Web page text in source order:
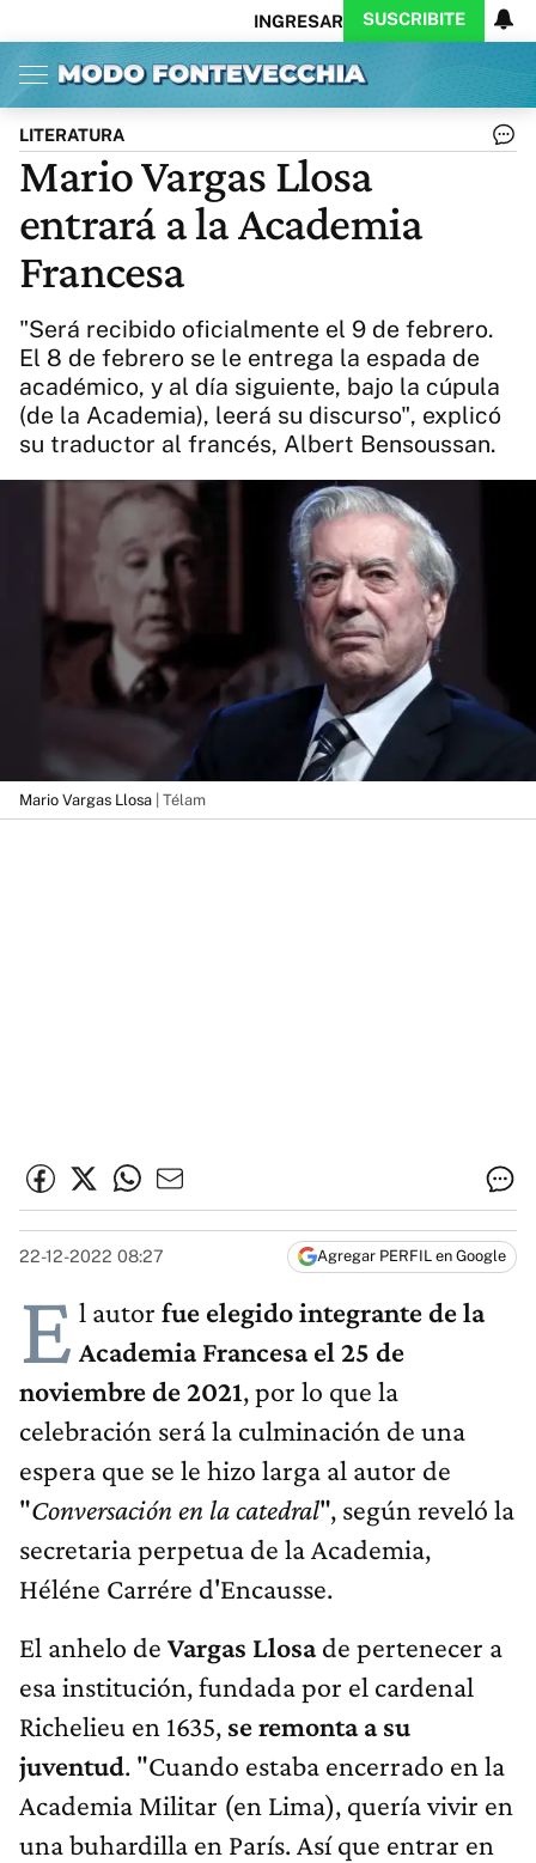
INGRESAR SUSCRIBITE
Inicio Ahora
Opinión
Política
Ciencia
Cultura
Arte
Educación
Clima
Deportes
CARAS
Exitoina
Turismo
Videos
Business
Noticias
Caras
Exitoina
Gaming
Vivo
Diario del Juicio
Actualidad
LITERATURA
Mario Vargas Llosa
entrará a la Academia
Francesa
"Será recibido oficialmente el 9 de febrero.
El 8 de febrero se le entrega la espada de
académico, y al día siguiente, bajo la cúpula
(de la Academia), leerá su discurso", explicó
su traductor al francés, Albert Bensoussan.
Mario Vargas Llosa | Télam
22-12-2022 08:27 Agregar PERFIL en Google
E l autor fue elegido integrante de la
Academia Francesa el 25 de
noviembre de 2021, por lo que la
celebración será la culminación de una
espera que se le hizo larga al autor de
"Conversación en la catedral", según reveló la
secretaria perpetua de la Academia,
Héléne Carrére d'Encausse.
El anhelo de Vargas Llosade pertenecer a
esa institución, fundada por el cardenal
Richelieu en 1635, se remonta a su
juventud. "Cuando estaba encerrado en la
Academia Militar (en Lima), quería vivir en
una buhardilla en París. Así que entrar en